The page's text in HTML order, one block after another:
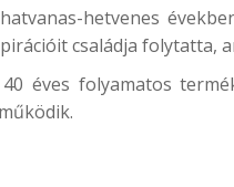
hetvenes
családja folytatta,
éves folyamatos